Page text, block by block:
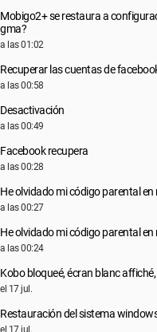
Mobigo2+ se restaura a
gma?
a las 01:02
Recuperar las cuentas de
a las 00:58
Desactivación
a las 00:49
Facebook recupera
a las 00:28
He olvidado mi código parental
a las 00:27
He olvidado mi código parental
a las 00:24
Kobo bloqueé, écran blanc
el 17 jul.
Restauración del sistema
el 17 jul.